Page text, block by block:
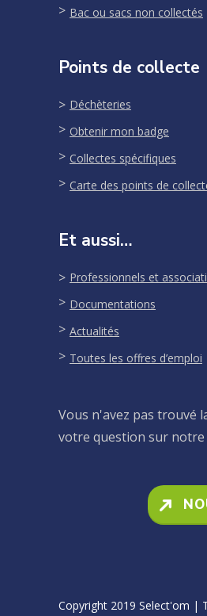
Bac ou sacs non collectés
Points de collecte
Déchèteries
Obtenir mon badge
Collectes spécifiques
Carte des points de
Et aussi…
Professionnels et
Documentations
Actualités
Toutes les offres d’emploi
Vous n'avez pas trouvé
votre question sur notre
Copyright 2019 Select'om |